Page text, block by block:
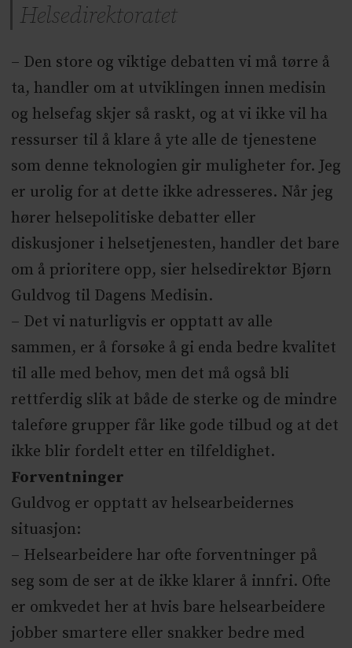
Helsedirektoratet
– Den store og viktige debatten vi må tørre å
ta, handler om at utviklingen innen medisin
og helsefag skjer så raskt, og at vi ikke vil ha
ressurser til å klare å yte alle de tjenestene
som denne teknologien gir muligheter for. Jeg
er urolig for at dette ikke adresseres. Når jeg
hører helsepolitiske debatter eller
diskusjoner i helsetjenesten, handler det bare
om å prioritere opp, sier helsedirektør Bjørn
Guldvog til Dagens Medisin.
– Det vi naturligvis er opptatt av alle
sammen, er å forsøke å gi enda bedre kvalitet
til alle med behov, men det må også bli
rettferdig slik at både de sterke og de mindre
taleføre grupper får like gode tilbud og at det
ikke blir fordelt etter en tilfeldighet.
Forventninger
Guldvog er opptatt av helsearbeidernes
situasjon:
– Helsearbeidere har ofte forventninger på
seg som de ser at de ikke klarer å innfri. Ofte
er omkvedet her at hvis bare helsearbeidere
jobber smartere eller snakker bedre med